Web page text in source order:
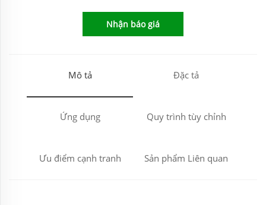
Nhận báo giá
Mô tả Đặc tả
Ứng dụng Quy trình tùy chỉnh
Ưu điểm cạnh tranh Sản phẩm Liên quan